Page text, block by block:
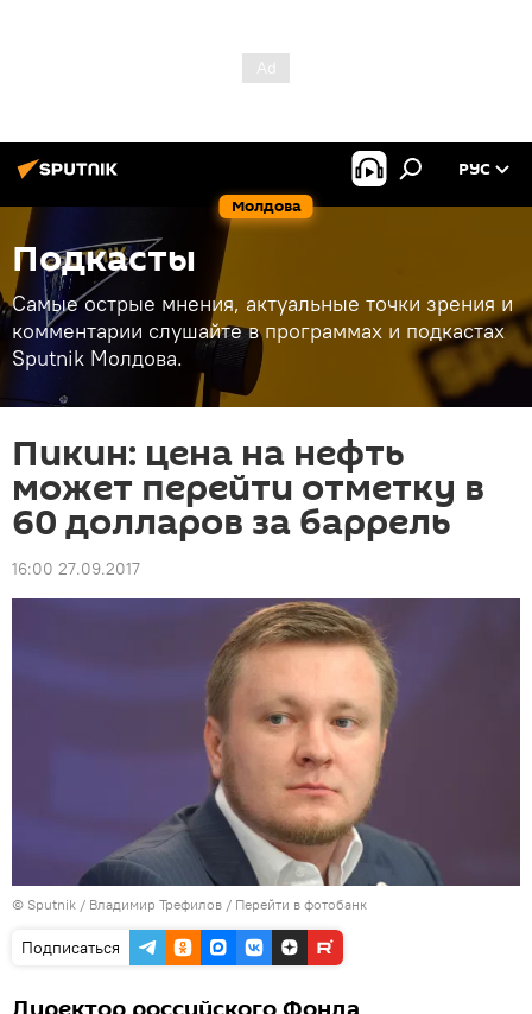
Молдова
РУС
Подкасты
Самые острые мнения, актуальные точки зрения и
комментарии слушайте в программах и подкастах
Sputnik Молдова.
Пикин: цена на нефть
может перейти отметку в
60 долларов за баррель
16:00 27.09.2017
© Sputnik / Владимир Трефилов / Перейти в фотобанк
Подписаться